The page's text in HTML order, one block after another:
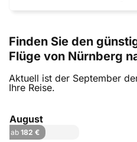
Finden Sie den
Flüge von Nürnberg
Aktuell ist der September
Ihre Reise.
August
ab 182 €